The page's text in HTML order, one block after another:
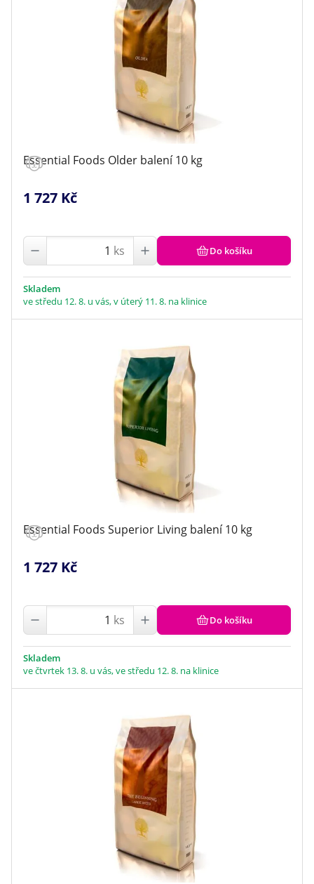
Essential Foods Older balení 10 kg
1 727 Kč
ks Do košíku
Skladem
ve středu 12. 8. u vás, v úterý 11. 8. na klinice
Essential Foods Superior Living balení 10 kg
1 727 Kč
ks Do košíku
Skladem
ve čtvrtek 13. 8. u vás, ve středu 12. 8. na klinice